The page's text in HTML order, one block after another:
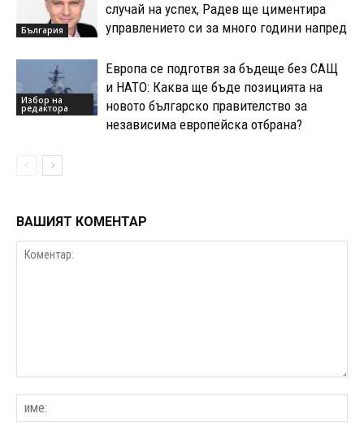
България
случай на успех, Радев ще циментира
управлението си за много години напред
Избор на
редактора
Европа се подготвя за бъдеще без САЩ
и НАТО: Каква ще бъде позицията на
новото българско правителство за
независима европейска отбрана?
ВАШИЯТ КОМЕНТАР